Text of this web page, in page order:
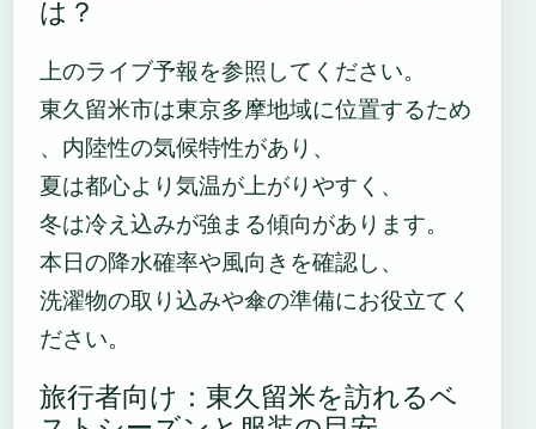
は？
上のライブ予報を参照してください。
東久留米市は東京多摩地域に位置するため
、内陸性の気候特性があり、
夏は都心より気温が上がりやすく、
冬は冷え込みが強まる傾向があります。
本日の降水確率や風向きを確認し、
洗濯物の取り込みや傘の準備にお役立てく
ださい。
旅行者向け：東久留米を訪れるベ